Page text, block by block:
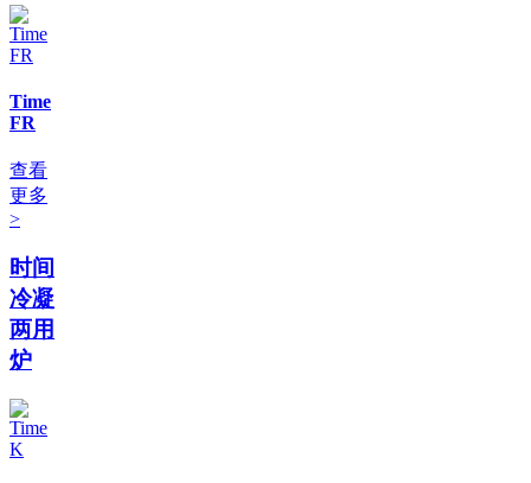
Time
FR
查看
更多
>
时间
冷凝
两用
炉